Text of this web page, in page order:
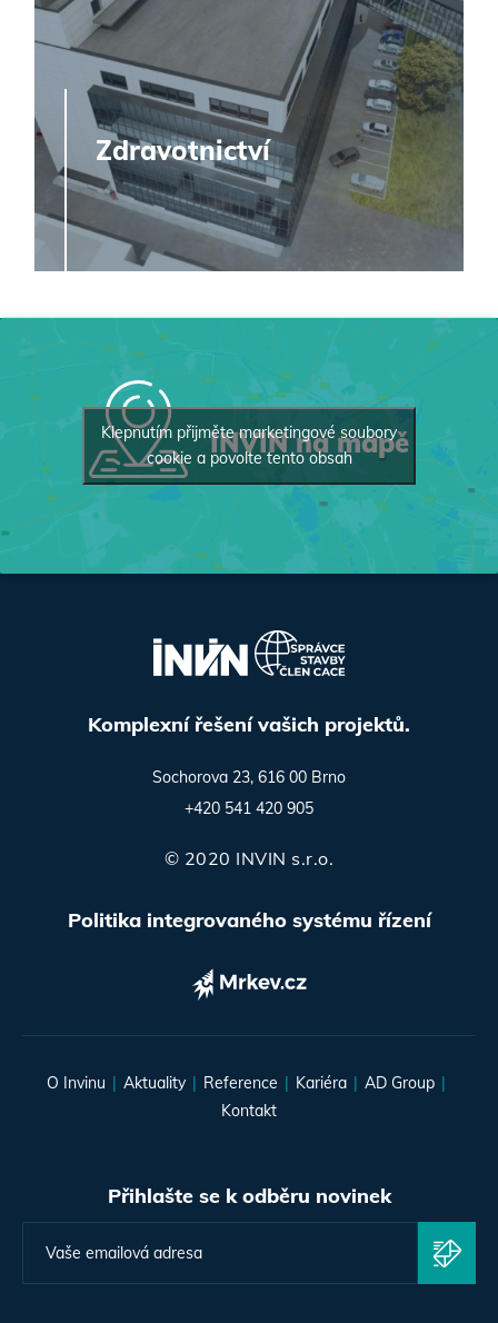
Zdravotnictví
INVIN na mapě
Klepnutím přijměte marketingové soubory
cookie a povolte tento obsah
Komplexní řešení vašich projektů.
Sochorova 23, 616 00 Brno
+420 541 420 905
© 2020 INVIN s.r.o.
Politika integrovaného systému řízení
O Invinu Aktuality Reference Kariéra
AD Group
Kontakt
Přihlašte se k odběru novinek